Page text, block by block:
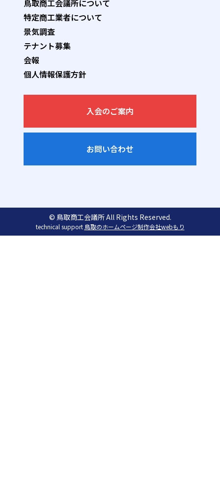
鳥取商工会議所について
特定商工業者について
景気調査
テナント募集
会報
個人情報保護方針
入会のご案内
お問い合わせ
© 鳥取商工会議所 All Rights Reserved.
technical support 鳥取のホームページ制作会社webもり